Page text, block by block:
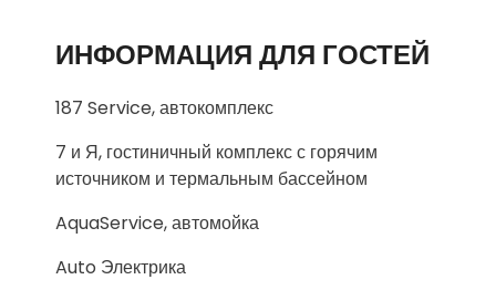
ИНФОРМАЦИЯ ДЛЯ ГОСТЕЙ
187 Service, автокомплекс
7 и Я, гостиничный комплекс с горячим
источником и термальным бассейном
AquaService, автомойка
Auto Электрика